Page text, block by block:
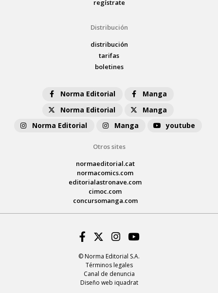
regístrate
Distribución
distribución
tarifas
boletines
Norma Editorial
Manga
Norma Editorial
Manga
Norma Editorial
Manga youtube
Otros sites
normaeditorial.cat
normacomics.com
editorialastronave.com
cimoc.com
concursomanga.com
© Norma Editorial S.A.
Términos legales
Canal de denuncia
Diseño web iquadrat
Facebook
Twitter
Instagram
Youtube